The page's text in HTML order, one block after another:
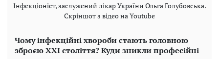
Інфекціоніст, заслужений лікар України Ольга Голубовська.
Скріншот з відео на Youtube
Чому інфекційні хвороби стають головною
зброєю ХХІ століття? Куди зникли професійні